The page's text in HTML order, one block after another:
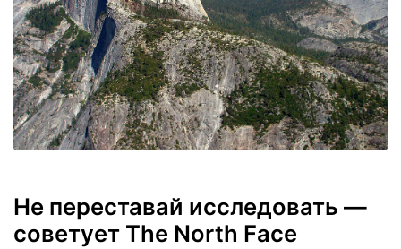
Не переставай исследовать —
советует The North Face